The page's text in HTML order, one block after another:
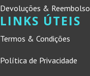
Devoluções &
LINKS ÚTEIS
Termos & Condições
Política de Privacidade